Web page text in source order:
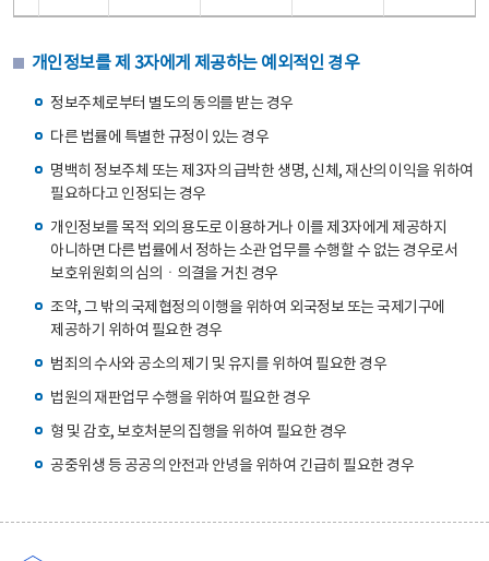
개인정보를 제 3자에게 제공하는 예외적인 경우
정보주체로부터 별도의 동의를 받는 경우
다른 법률에 특별한 규정이 있는 경우
명백히 정보주체 또는 제3자의 급박한 생명, 신체, 재산의 이익을 위하여
필요하다고 인정되는 경우
개인정보를 목적 외의 용도로 이용하거나 이를 제3자에게 제공하지
아니하면 다른 법률에서 정하는 소관 업무를 수행할 수 없는 경우로서
보호위원회의 심의ㆍ의결을 거친 경우
조약, 그 밖의 국제협정의 이행을 위하여 외국정보 또는 국제기구에
제공하기 위하여 필요한 경우
범죄의 수사와 공소의 제기 및 유지를 위하여 필요한 경우
법원의 재판업무 수행을 위하여 필요한 경우
형 및 감호, 보호처분의 집행을 위하여 필요한 경우
공중위생 등 공공의 안전과 안녕을 위하여 긴급히 필요한 경우